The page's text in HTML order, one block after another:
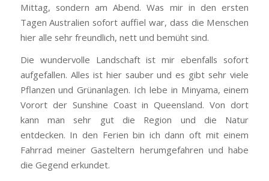
Mittag, sondern am Abend. Was mir in den ersten
Tagen Australien sofort auffiel war, dass die Menschen
hier alle sehr freundlich, nett und bemüht sind.
Die wundervolle Landschaft ist mir ebenfalls sofort
aufgefallen. Alles ist hier sauber und es gibt sehr viele
Pflanzen und Grünanlagen. Ich lebe in Minyama, einem
Vorort der Sunshine Coast in Queensland. Von dort
kann man sehr gut die Region und die Natur
entdecken. In den Ferien bin ich dann oft mit einem
Fahrrad meiner Gasteltern herumgefahren und habe
die Gegend erkundet.